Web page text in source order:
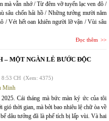
mà vẫn nhớ / Từ đêm vỡ tuyến lạc ven đô /
sâu chốn hải hồ / Những tưởng mười năm
/ Vét hết oan khiên người lỡ vận / Vùi sâu
Đọc thêm
– MỘT NGÀN LẺ BƯỚC ĐỘC
8:53 CH (Xem: 4375)
Minh
Cái tháng mà bức màn ký ức của tôi
gió thời gian, mà bởi bao nhiêu lệ chữ òa về
dâu tưởng đã là phế tích bị lấp vùi. Và hai